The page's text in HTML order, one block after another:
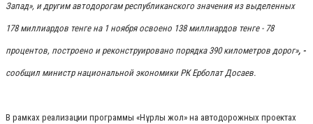
Запад», и другим автодорогам республиканского значения из выделенных
178 миллиардов тенге на 1 ноября освоено 138 миллиардов тенге - 78
процентов, построено и реконструировано порядка 390 километров дорог», -
сообщил министр национальной экономики РК Ерболат Досаев.
В рамках реализации программы «Нұрлы жол» на автодорожных проектах